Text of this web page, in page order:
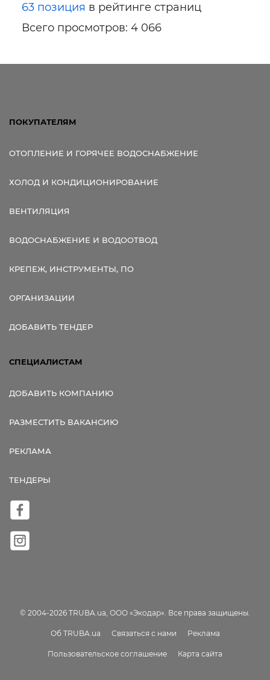
63 позиция в рейтинге страниц
Всего просмотров: 4 066
ПОКУПАТЕЛЯМ
ОТОПЛЕНИЕ И ГОРЯЧЕЕ ВОДОСНАБЖЕНИЕ
ХОЛОД И КОНДИЦИОНИРОВАНИЕ
ВЕНТИЛЯЦИЯ
ВОДОСНАБЖЕНИЕ И ВОДООТВОД
КРЕПЕЖ, ИНСТРУМЕНТЫ, ПО
ОРГАНИЗАЦИИ
ДОБАВИТЬ ТЕНДЕР
СПЕЦИАЛИСТАМ
ДОБАВИТЬ КОМПАНИЮ
РАЗМЕСТИТЬ ВАКАНСИЮ
РЕКЛАМА
ТЕНДЕРЫ
© 2004-2026 TRUBA.ua, ООО «Экодар». Все права защищены.
Об TRUBA.ua Связаться с нами Реклама
Пользовательское соглашение Карта сайта